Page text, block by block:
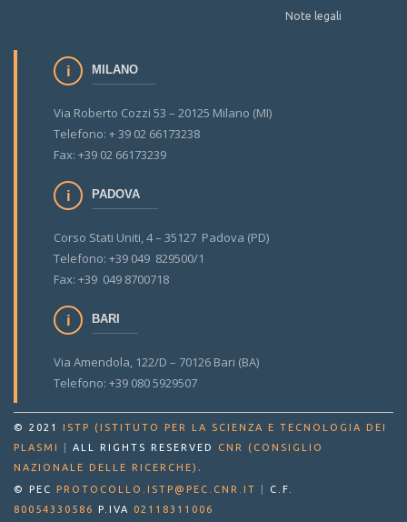
Note legali
MILANO
Via Roberto Cozzi 53 – 20125 Milano (MI)
Telefono: + 39 02 66173238
Fax: +39 02 66173239
PADOVA
Corso Stati Uniti, 4 – 35127 Padova (PD)
Telefono: +39 049 829500/1
Fax: +39 049 8700718
BARI
Via Amendola, 122/D – 70126 Bari (BA)
Telefono: +39 080 5929507
© 2021
ISTP (ISTITUTO PER LA SCIENZA E TECNOLOGIA DEI
PLASMI
ALL RIGHTS RESERVED
CNR (CONSIGLIO
NAZIONALE DELLE RICERCHE) .
© PEC PROTOCOLLO.ISTP@PEC.CNR.IT
C.F.
80054330586
P.IVA 02118311006